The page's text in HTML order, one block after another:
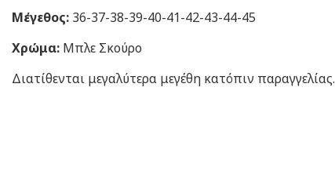
Μέγεθος: 36-37-38-39-40-41-42-43-44-45
Χρώμα: Μπλε Σκούρο
Διατίθενται μεγαλύτερα μεγέθη κατόπιν παραγγελίας.